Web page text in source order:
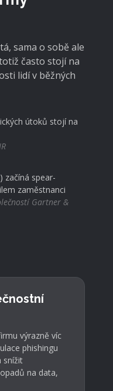
sama o sobě ale
často stojí na
lidí v běžných
útoků stojí na
začíná spear-
zaměstnanci
Gartner &
výrazně víc
phishingu
snížit
na data,